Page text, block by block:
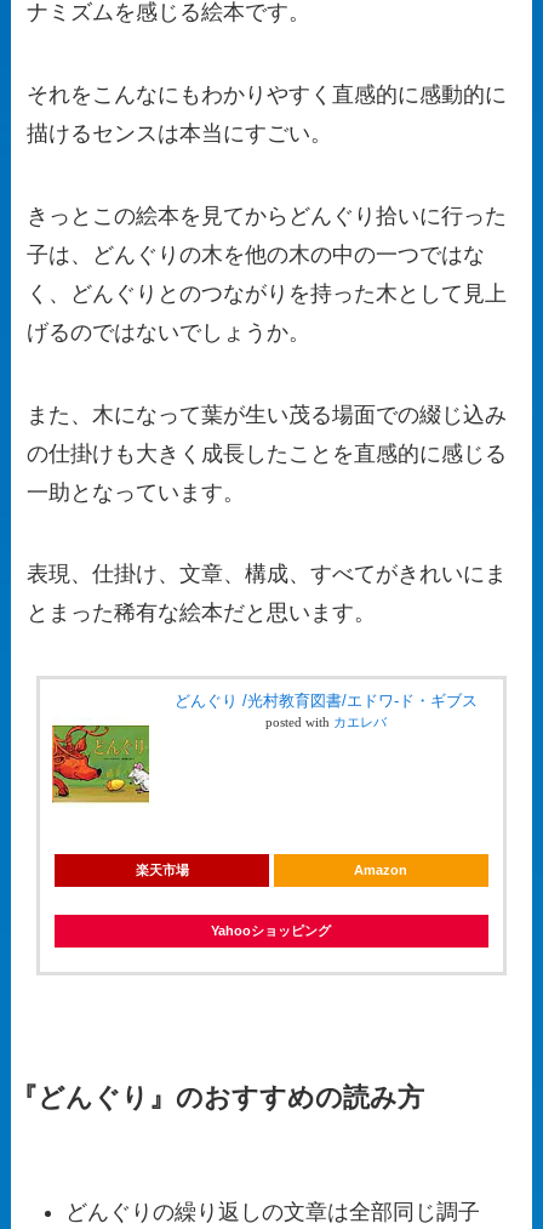
ナミズムを感じる絵本です。
それをこんなにもわかりやすく直感的に感動的に
描けるセンスは本当にすごい。
きっとこの絵本を見てからどんぐり拾いに行った
子は、どんぐりの木を他の木の中の一つではな
く、どんぐりとのつながりを持った木として見上
げるのではないでしょうか。
また、木になって葉が生い茂る場面での綴じ込み
の仕掛けも大きく成長したことを直感的に感じる
一助となっています。
表現、仕掛け、文章、構成、すべてがきれいにま
とまった稀有な絵本だと思います。
どんぐり /光村教育図書/エドワ-ド・ギブス
posted with カエレバ
楽天市場 Amazon
Yahooショッピング
『どんぐり』のおすすめの読み方
どんぐりの繰り返しの文章は全部同じ調子